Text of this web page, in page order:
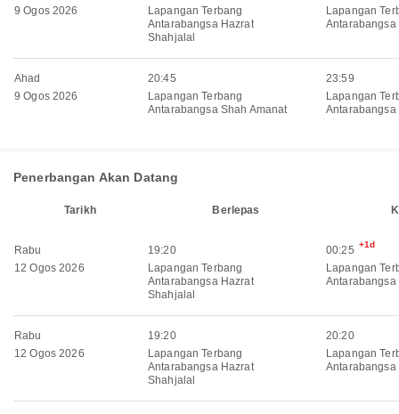
9 Ogos 2026
Lapangan Terbang
Antarabangsa Hazrat
Shahjalal
Lapangan
Antarabangsa
Ahad
9 Ogos 2026
20:45
Lapangan Terbang
Antarabangsa Shah Amanat
23:59
Lapangan
Antarabangsa
Penerbangan Akan Datang
Tarikh Berlepas
Rabu
12 Ogos 2026
19:20
Lapangan Terbang
Antarabangsa Hazrat
Shahjalal
00:25 +1d
Lapangan
Antarabangsa
Rabu
12 Ogos 2026
19:20
Lapangan Terbang
Antarabangsa Hazrat
Shahjalal
20:20
Lapangan
Antarabangsa